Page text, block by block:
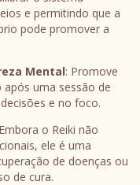
e permitindo que a
pode promover a
Mental: Promove
uma sessão de
e no foco.
o Reiki não
ele é uma
de doenças ou
de cura.